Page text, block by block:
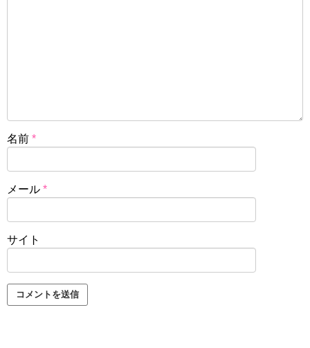
名前 *
メール *
サイト